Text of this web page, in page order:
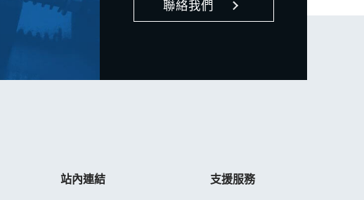
聯絡我們
站內連結 支援服務